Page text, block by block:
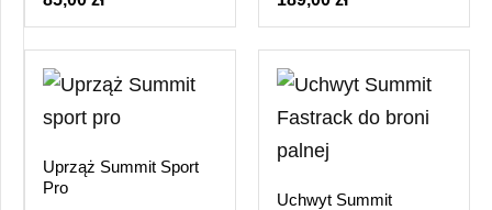
Uprząż Summit Sport
Pro
Uchwyt Summit